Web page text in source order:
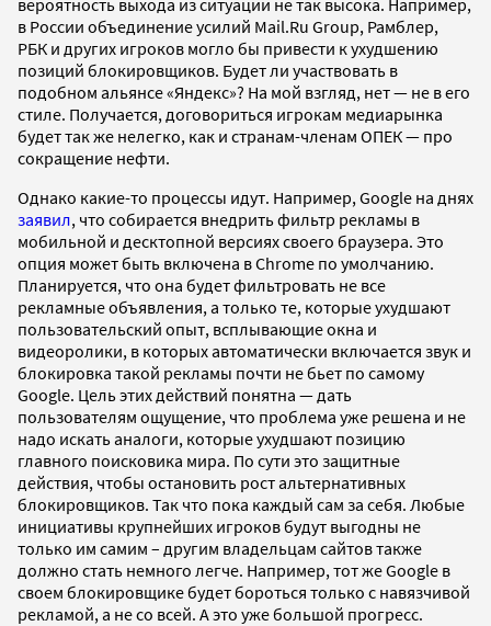
в России объединение усилий Mail.Ru Group, Рамблер,
РБК и других игроков могло бы привести к ухудшению
позиций блокировщиков. Будет ли участвовать в
подобном альянсе «Яндекс»? На мой взгляд, нет — не в его
стиле. Получается, договориться игрокам медиарынка
будет так же нелегко, как и странам-членам ОПЕК — про
сокращение нефти.
Однако какие-то процессы идут. Например, Google на днях
заявил, что собирается внедрить фильтр рекламы в
мобильной и десктопной версиях своего браузера. Это
опция может быть включена в Chrome по умолчанию.
Планируется, что она будет фильтровать не все
рекламные объявления, а только те, которые ухудшают
пользовательский опыт, всплывающие окна и
видеоролики, в которых автоматически включается звук и
блокировка такой рекламы почти не бьет по самому
Google. Цель этих действий понятна — дать
пользователям ощущение, что проблема уже решена и не
надо искать аналоги, которые ухудшают позицию
главного поисковика мира. По сути это защитные
действия, чтобы остановить рост альтернативных
блокировщиков. Так что пока каждый сам за себя. Любые
инициативы крупнейших игроков будут выгодны не
только им самим – другим владельцам сайтов также
должно стать немного легче. Например, тот же Google в
своем блокировщике будет бороться только с навязчивой
рекламой, а не со всей. А это уже большой прогресс.